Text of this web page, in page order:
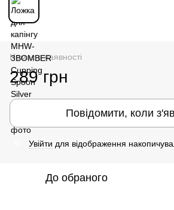
Немає в наявності
289 грн
Повідомити, коли
Увійти для відображення
До обраного